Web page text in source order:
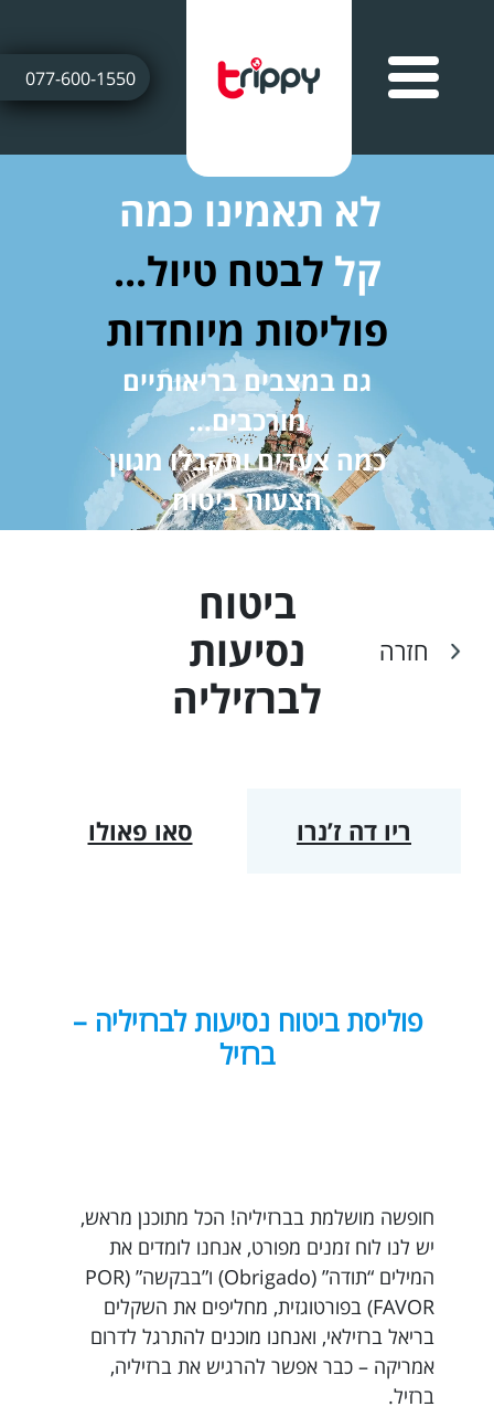
077-600-1550
לא תאמינו כמה
קל לבטח טיול...
פוליסות מיוחדות
גם במצבים בריאותיים
מורכבים...
כמה צעדים ותקבלו מגוון
הצעות ביטוח
חזרה
ביטוח
נסיעות
לברזיליה
ריו דה ז’נרו סאו פאולו
פוליסת ביטוח נסיעות לברזיליה –
ברזיל
חופשה מושלמת בברזיליה! הכל מתוכנן מראש,
יש לנו לוח זמנים מפורט, אנחנו לומדים את
המילים “תודה” (Obrigado) ו”בבקשה” (POR
FAVOR) בפורטוגזית, מחליפים את השקלים
בריאל ברזילאי, ואנחנו מוכנים להתרגל לדרום
אמריקה – כבר אפשר להרגיש את ברזיליה,
ברזיל.